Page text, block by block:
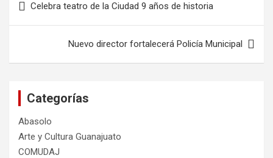
de
entradas
Celebra teatro de la Ciudad 9 años de historia
Nuevo director fortalecerá Policía Municipal
Categorías
Abasolo
Arte y Cultura Guanajuato
COMUDAJ